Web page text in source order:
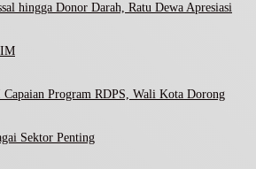
hingga Donor Darah, Ratu Dewa Apresiasi
Capaian Program RDPS, Wali Kota Dorong
Sektor Penting